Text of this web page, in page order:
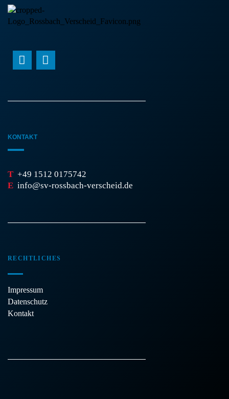
KONTAKT
T +49 1512 0175742
E info@sv-rossbach-verscheid.de
RECHTLICHES
Impressum
Datenschutz
Kontakt